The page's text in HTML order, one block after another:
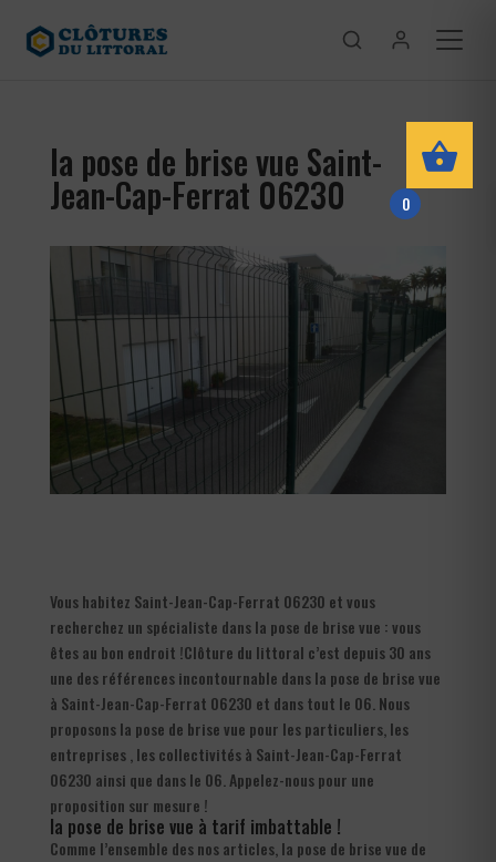
la pose de brise vue Saint-
Jean-Cap-Ferrat 06230
Vous habitez Saint-Jean-Cap-Ferrat 06230 et vous
recherchez un spécialiste dans la pose de brise vue : vous
êtes au bon endroit !Clôture du littoral c’est depuis 30 ans
une des références incontournable dans la pose de brise vue
à Saint-Jean-Cap-Ferrat 06230 et dans tout le 06. Nous
proposons la pose de brise vue pour les particuliers, les
entreprises , les collectivités à Saint-Jean-Cap-Ferrat
06230 ainsi que dans le 06. Appelez-nous pour une
proposition sur mesure !
la pose de brise vue à tarif imbattable !
Comme l’ensemble des nos articles, la pose de brise vue de
0